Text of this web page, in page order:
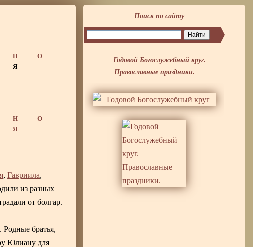
Н
О
Я
Н
О
Я
,Гавриила,
из разных
от болгар.
Родные братья,
Юлиану для
Поиск по сайту
Годовой Богослужебный круг.
Православные праздники.